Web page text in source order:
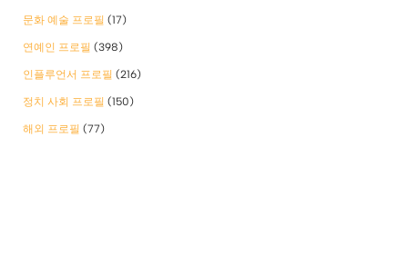
문화 예술 프로필 (17)
연예인 프로필 (398)
인플루언서 프로필 (216)
정치 사회 프로필 (150)
해외 프로필 (77)